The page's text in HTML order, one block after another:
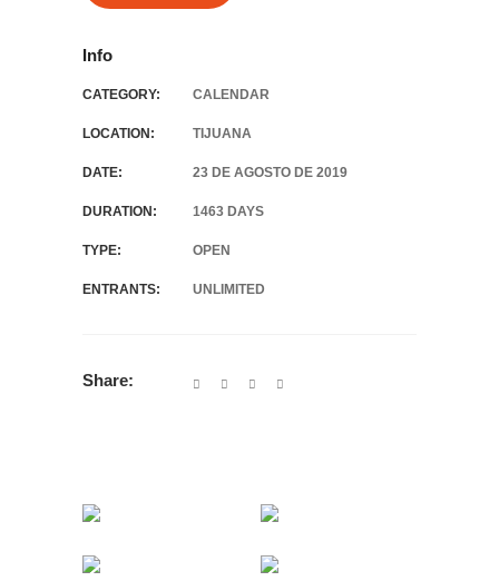
Info
CATEGORY: CALENDAR
LOCATION: TIJUANA
DATE: 23 DE AGOSTO DE 2019
DURATION: 1463 DAYS
TYPE: OPEN
ENTRANTS: UNLIMITED
Share: